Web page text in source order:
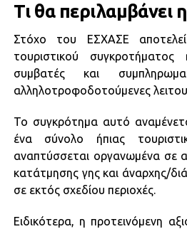
Τι θα περιλαμβάνει
Στόχο του ΕΣΧΑΣΕ
τουριστικού
συμβατές και
αλληλοτροφοδοτούμενες
Το συγκρότημα αυτό
ένα σύνολο ήπιας
αναπτύσσεται οργανωμένα σε
κατάτμησης γης και άναρχης/
σε εκτός σχεδίου περιοχές.
Ειδικότερα, η προτεινόμενη